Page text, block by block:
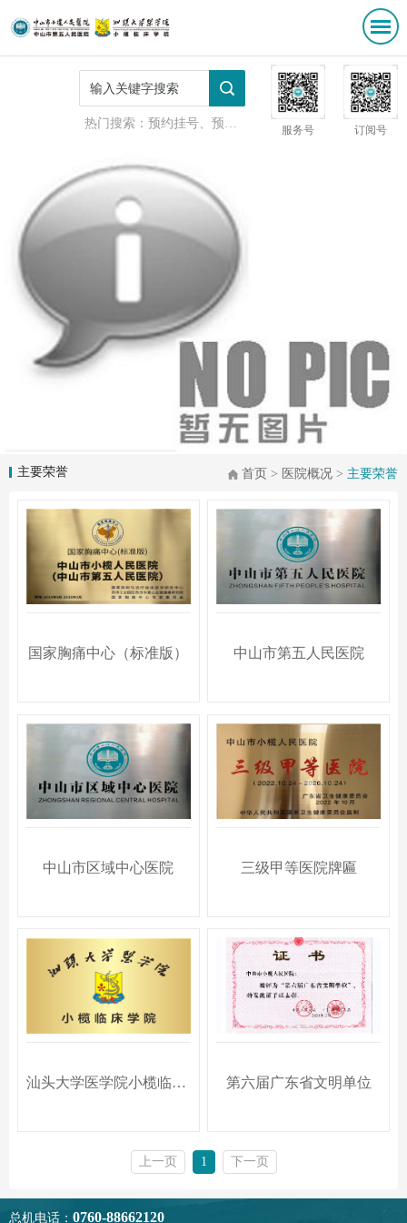
热门搜索：预约挂号、预防接种 服务号 订阅号
首页 > 医院概况 > 主要荣誉
主要荣誉
国家胸痛中心（标准版） 中山市第五人民医院
中山市区域中心医院 三级甲等医院牌匾
汕头大学医学院小榄临床学院 第六届广东省文明单位
上一页 1 下一页
总机电话： 0760-88662120